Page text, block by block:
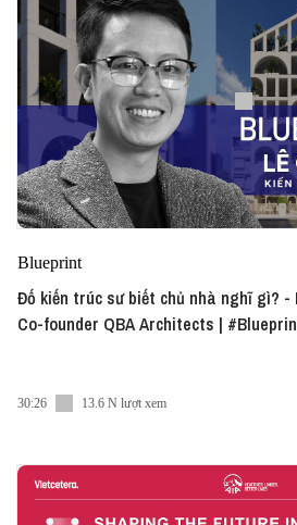
Blueprint
Đố kiến trúc sư biết chủ nhà nghĩ gì? -
Co-founder QBA Architects |
30:26 13.6 N lượt xem